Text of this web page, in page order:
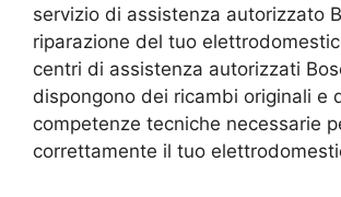
servizio di assistenza autorizzato
riparazione del tuo
centri di assistenza autorizzati
dispongono dei ricambi originali e
competenze tecniche necessarie
correttamente il tuo